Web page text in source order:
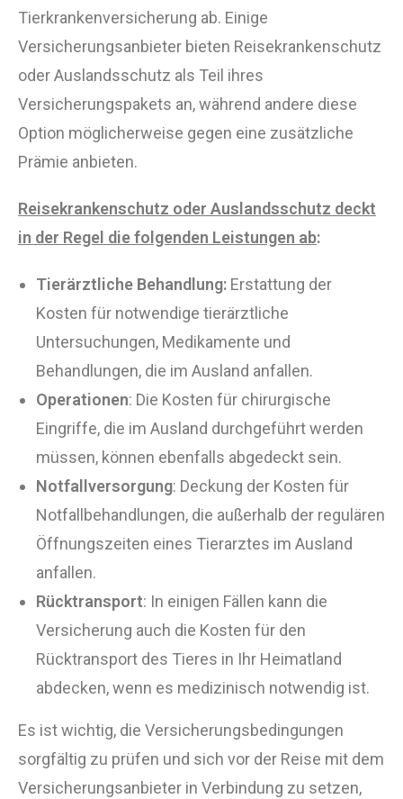
Tierkrankenversicherung ab. Einige
Versicherungsanbieter bieten Reisekrankenschutz
oder Auslandsschutz als Teil ihres
Versicherungspakets an, während andere diese
Option möglicherweise gegen eine zusätzliche
Prämie anbieten.
Reisekrankenschutz oder Auslandsschutz deckt
in der Regel die folgenden Leistungen ab:
Tierärztliche Behandlung: Erstattung der
Kosten für notwendige tierärztliche
Untersuchungen, Medikamente und
Behandlungen, die im Ausland anfallen.
Operationen: Die Kosten für chirurgische
Eingriffe, die im Ausland durchgeführt werden
müssen, können ebenfalls abgedeckt sein.
Notfallversorgung: Deckung der Kosten für
Notfallbehandlungen, die außerhalb der regulären
Öffnungszeiten eines Tierarztes im Ausland
anfallen.
Rücktransport: In einigen Fällen kann die
Versicherung auch die Kosten für den
Rücktransport des Tieres in Ihr Heimatland
abdecken, wenn es medizinisch notwendig ist.
Es ist wichtig, die Versicherungsbedingungen
sorgfältig zu prüfen und sich vor der Reise mit dem
Versicherungsanbieter in Verbindung zu setzen,